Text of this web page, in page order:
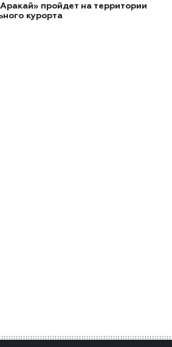
пройдет на территории
курорта